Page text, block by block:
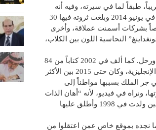
الأميركية، واعتلى العرش في 1946 بعمر 19 تقريباً، طبقاً لما في سيرته، وفيه أنه
أغنى ملوك الأرض، بحسب لائحة أصدرتها مجلة Forbes الأميركية في يونيو 2014 وبلغت ثروته فيها 30
كما وحصصاً بشركات أسمنت عملاقة، وأخرى
النحاسية اللون بين الكلاب،
عنها أنتج فيلماً كرتونياً، ظهرت فيه مقيمة معه بالقصور أينما حل ورحل. كما ألف في 2002 كتاباً من 84
صفحة بالتايلاندية، ترجموه بعنوان The Story of Tongdaeng إلى الإنجليزية، وكان حتى 2015 بين الأكثر
جر الملك بسببها مواطناً إلى
الماضي، أي قبل 3 أسابيع من موتها، ونراه في فيديو، لأنه “أهان الذات
الملكية” بسخريته “فيسبوكياً” من الكلبة التي تبناها “بوميبول” حين ولدت في 1998 وأطلق عليها
نجده بموقع خاص عمن اعتقلوا من